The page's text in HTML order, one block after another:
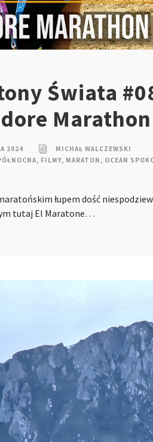
Świata
2024
MICHAŁ WALCZEWSKI
, FILMY, MARATON , OCEAN
łupem dość
tutaj El Maratone…